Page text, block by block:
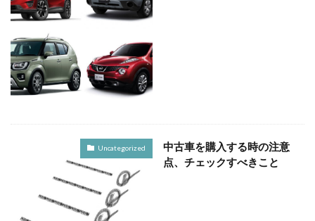
Uncategorized
中古車を購入する時の注意
点、チェックすべきこと